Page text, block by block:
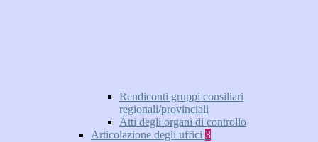
Rendiconti gruppi consiliari
regionali/provinciali
Atti degli organi di controllo
Articolazione degli uffici 3